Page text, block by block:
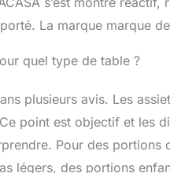
pour tout moments. 1)
problèmes sur la
En outre, pour votre
des appareils culinaires
etx....). MALACASA
La marque marque
quel type de table ?
plusieurs avis. Les
point est objectif et les
Pour des portions
légers, des portions